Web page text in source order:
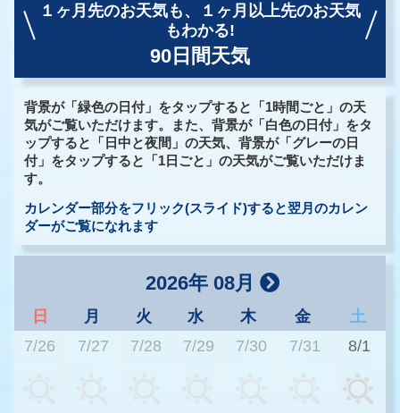
１ヶ月先のお天気も、
１ヶ月以上先のお天気
もわかる!
90日間天気
背景が「緑色の日付」をタップすると「1時間ごと」の天
気がご覧いただけます。また、背景が「白色の日付」をタ
ップすると「日中と夜間」の天気、背景が「グレーの日
付」をタップすると「1日ごと」の天気がご覧いただけま
す。
カレンダー部分をフリック(スライド)すると翌月のカレン
ダーがご覧になれます
2026年 08月
日 月 火 水 木 金
土
7/26
7/27 7/28 7/29 7/30 7/31 8/1